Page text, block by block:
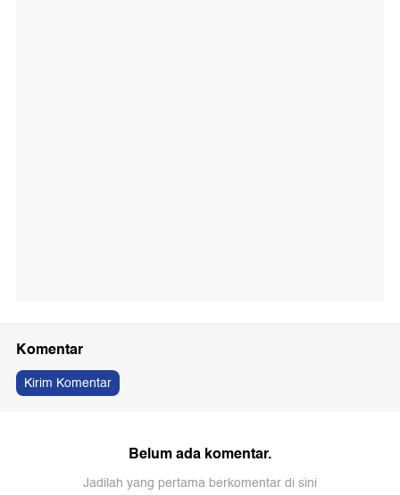
Komentar
Kirim Komentar
Belum ada komentar.
Jadilah yang pertama berkomentar di sini